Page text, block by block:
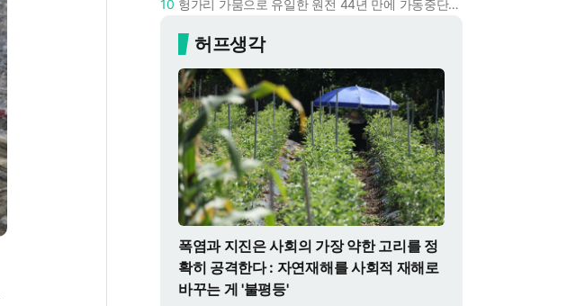
10
헝가리 가뭄으로 유일한 원전 44년 만에 가동중단 : 기후위기에 원자력 발전의 새 약점
허프생각
폭염과 지진은 사회의 가장 약한 고리를 정
확히 공격한다 : 자연재해를 사회적 재해로
바꾸는 게 '불평등'